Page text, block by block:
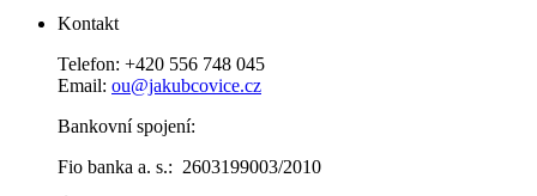
Kontakt
Telefon: +420 556 748 045
Email: ou@jakubcovice.cz
Bankovní spojení:
Fio banka a. s.: 2603199003/2010